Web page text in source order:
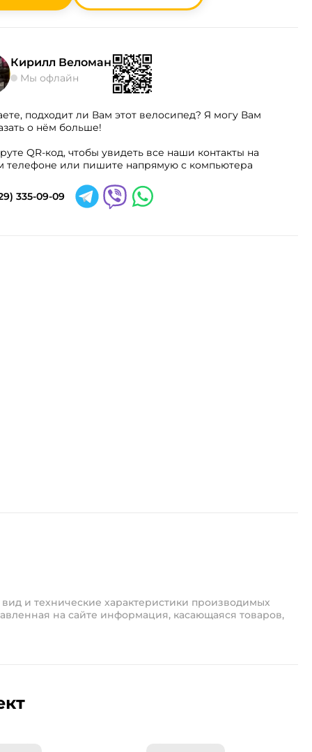
Кирилл Веломан
Мы офлайн
подходит ли Вам этот велосипед? Я могу Вам
о нём больше!
QR-код, чтобы увидеть все наши контакты на
телефоне или пишите напрямую с компьютера
335-09-09
и технические характеристики производимых
на сайте информация, касающаяся товаров,